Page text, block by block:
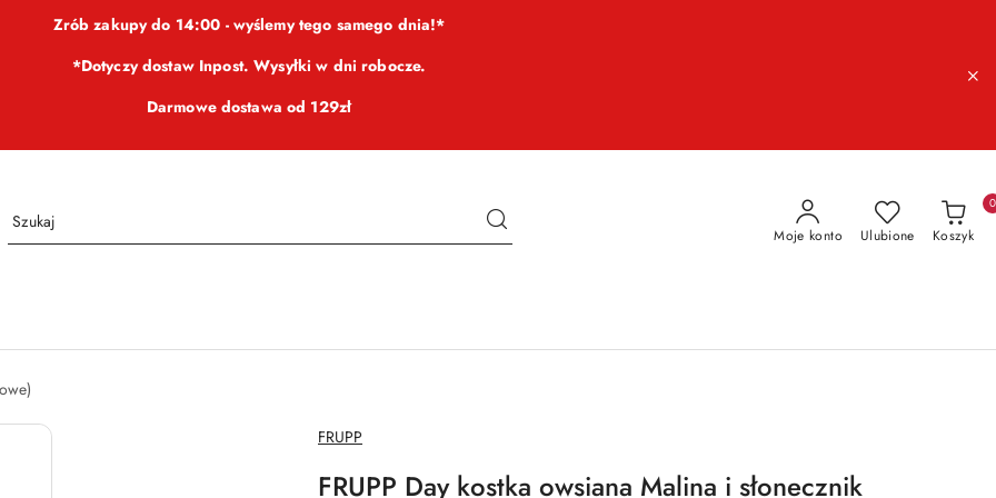
Zrób zakupy do 14:00 - wyślemy tego samego dnia!*
*Dotyczy dostaw Inpost. Wysyłki w dni robocze.
Darmowe dostawa od 129zł
Moje konto Ulubione Koszyk
0
NAZWA
PRODUCENTA:
FRUPP
FRUPP Day kostka owsiana Malina i słonecznik